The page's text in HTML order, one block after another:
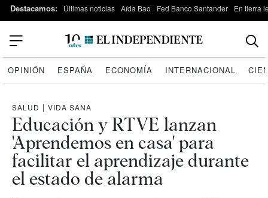
Destacamos: Últimas noticias Aída Bao Fed Banco Santander En tierra
OPINIÓN ESPAÑA ECONOMÍA INTERNACIONAL
SALUD | VIDA SANA
Educación y RTVE lanzan
'Aprendemos en casa' para
facilitar el aprendizaje durante
el estado de alarma